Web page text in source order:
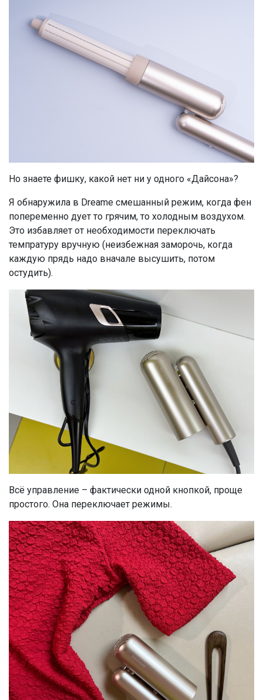
Но знаете фишку, какой нет ни у одного «Дайсона»?
Я обнаружила в Dreame смешанный режим, когда фен
попеременно дует то грячим, то холодным воздухом.
Это избавляет от необходимости переключать
темпратуру вручную (неизбежная заморочь, когда
каждую прядь надо вначале высушить, потом
остудить).
Всё управление – фактически одной кнопкой, проще
простого. Она переключает режимы.